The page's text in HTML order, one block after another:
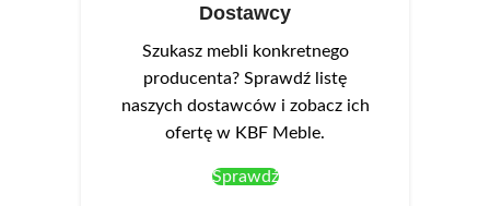
Dostawcy
Szukasz mebli konkretnego
producenta? Sprawdź listę
naszych dostawców i zobacz ich
ofertę w KBF Meble.
Sprawdź